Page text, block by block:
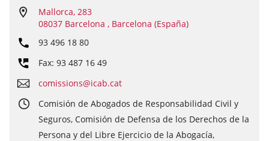
Mallorca, 283
08037 Barcelona , Barcelona (España)
93 496 18 80
Fax: 93 487 16 49
comissions@icab.cat
Comisión de Abogados de Responsabilidad Civil y
Seguros, Comisión de Defensa de los Derechos de la
Persona y del Libre Ejercicio de la Abogacía,